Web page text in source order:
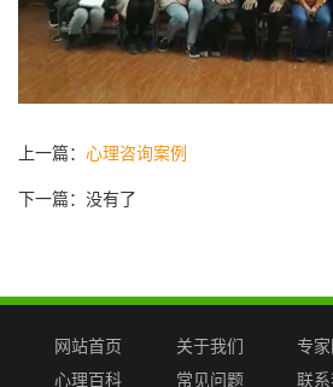
上一篇： 心理咨询案例
下一篇：没有了
网站首页 关于我们 专家
心理百科
常见问题 联系